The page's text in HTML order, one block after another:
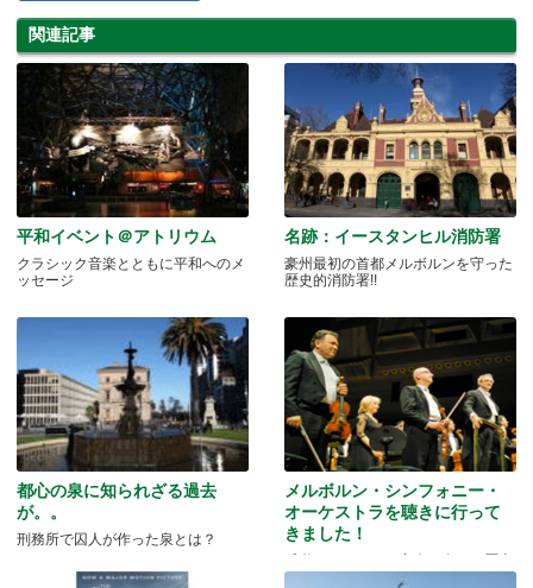
関連記事
平和イベント＠アトリウム
クラシック音楽とともに平和へのメ
ッセージ
名跡：イースタンヒル消防署
豪州最初の首都メルボルンを守った
歴史的消防署!!
都心の泉に知られざる過去
が。。
刑務所で囚人が作った泉とは？
メルボルン・シンフォニー・
オーケストラを聴きに行って
きました！
と芸術。